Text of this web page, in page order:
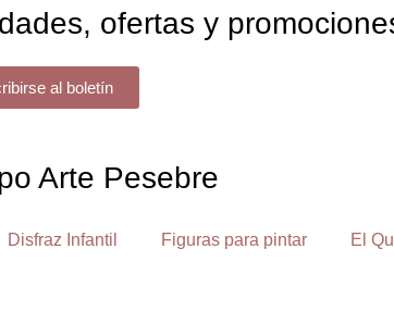
ofertas y
al boletín
Arte Pesebre
Disfraz Infantil Figuras para pintar El